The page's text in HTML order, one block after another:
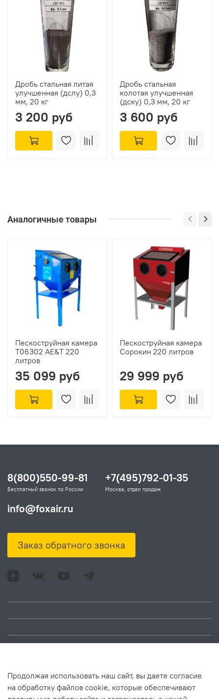
Дробь стальная литая
улучшенная (дслу) 0,3
мм, 20 кг
3 200 руб
Дробь стальная
колотая улучшенная
(дску) 0,3 мм, 20 кг
3 600 руб
Аналогичные товары
Пескоструйная камера
T06302 AE&T 220
литров
35 099 руб
Пескоструйная камера
Сорокин 220 литров
29 999 руб
Адрес: Москва, ул.
8(800)550-99-81
Бесплатный звонок по России
+7(495)792-01-35
Москва, отдел продаж
info@foxair.ru
Заказ обратного звонка
Продолжая использовать наш сайт, вы даете согласие
на обработку файлов cookie, которые обеспечивают